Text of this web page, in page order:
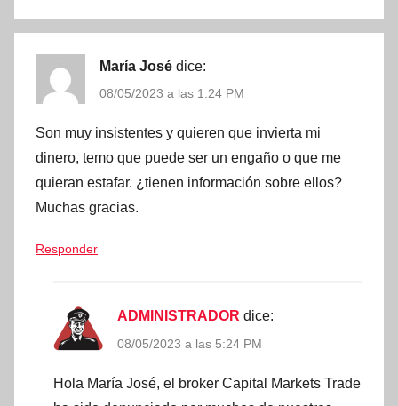
María José dice:
08/05/2023 a las 1:24 PM
Son muy insistentes y quieren que invierta mi
dinero, temo que puede ser un engaño o que me
quieran estafar. ¿tienen información sobre ellos?
Muchas gracias.
Responder
ADMINISTRADOR dice:
08/05/2023 a las 5:24 PM
Hola María José, el broker Capital Markets Trade